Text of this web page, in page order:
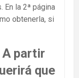
la 2ª página
obtenerla, si
A partir
que